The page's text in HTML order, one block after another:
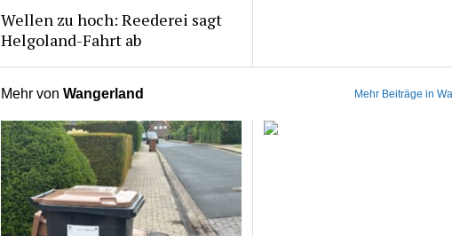
Wellen zu hoch: Reederei sagt
Helgoland-Fahrt ab
Mehr von Wangerland Mehr Beiträge in